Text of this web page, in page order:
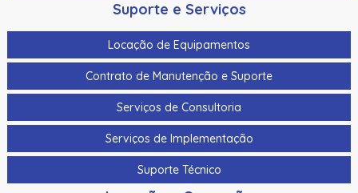
Suporte e Serviços
Locação de Equipamentos
Contrato de Manutenção e Suporte
Serviços de Consultoria
Serviços de Implementação
Suporte Técnico